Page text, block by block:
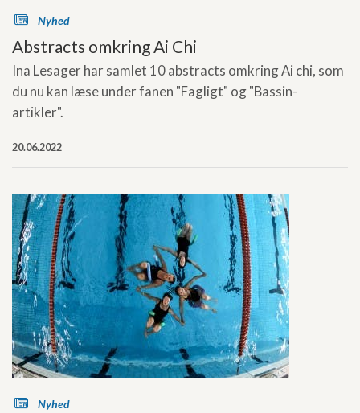
s Nyhed
Abstracts omkring Ai Chi
Ina Lesager har samlet 10 abstracts omkring Ai chi, som
du nu kan læse under fanen "Fagligt" og "Bassin-
artikler".
20.06.2022
s Nyhed